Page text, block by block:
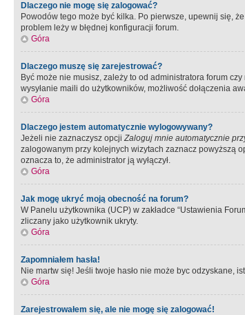
Dlaczego nie mogę się zalogować?
Powodów tego może być kilka. Po pierwsze, upewnij się,
problem leży w błędnej konfiguracji forum.
Góra
Dlaczego muszę się zarejestrować?
Być może nie musisz, zależy to od administratora forum
wysyłanie maili do użytkowników, możliwość dołączenia
Góra
Dlaczego jestem automatycznie wylogowywany?
Jeżeli nie zaznaczysz opcjiZaloguj mnie automatycznie
zalogowanym przy kolejnych wizytach zaznacz powyższą
oznacza to, że administrator ją wyłączył.
Góra
Jak mogę ukryć moją obecność na forum?
W Panelu użytkownika (UCP) w zakładce “Ustawienia
zliczany jako użytkownik ukryty.
Góra
Zapomniałem hasła!
Nie martw się! Jeśli twoje hasło nie może byc
Góra
Zarejestrowałem się, ale nie mogę się zalogować!